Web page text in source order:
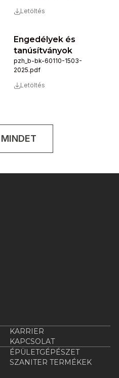
Letöltés
Engedélyek és
tanúsítványok
pzh_b-bk-60110-1503-
2025.pdf
Letöltés
KARRIER
KAPCSOLAT
ÉPÜLETGÉPÉSZET
SZANITER TERMÉKEK